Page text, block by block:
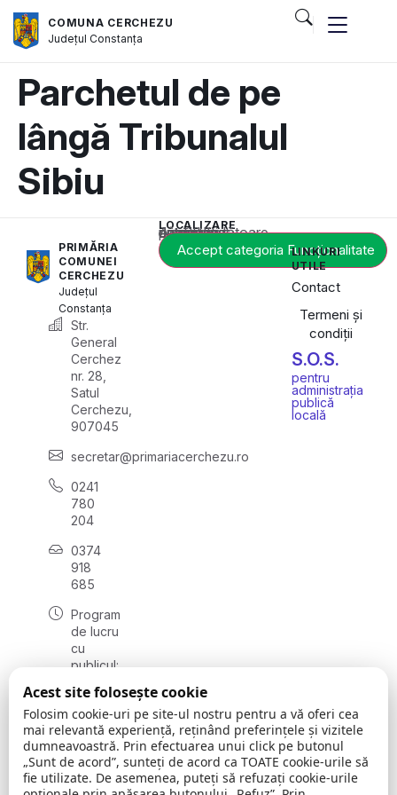
COMUNA CERCHEZU
JudețulConstanța
Parchetul de pe
lângă Tribunalul
Sibiu
PRIMĂRIA
COMUNEI
CERCHEZU
Județul
Constanța
Str.
General
Cerchez
nr. 28,
Satul
Cerchezu,
907045
secretar@primariacerchezu.ro
0241
780
204
0374
918
685
Program
de lucru
cu
publicul:
08:00 -
16:30
, vineri:
08:00 -
14:00
LOCALIZARE
Acest conținut este blocat până când acceptați categoria corespunzătoare de cookie-uri.
Accept categoria Funcționalitate
LINKURI
UTILE
Contact
Termeni și
condiții
S.O.S.
pentru
administrația
publică
locală
Acest site folosește cookie
Folosim cookie-uri pe site-ul nostru pentru a vă oferi cea
mai relevantă experiență, reținând preferințele și vizitele
dumneavoastră. Prin efectuarea unui click pe butonul
„Sunt de acord”, sunteți de acord ca TOATE cookie-urile să
fie utilizate. De asemenea, puteți să refuzați cookie-urile